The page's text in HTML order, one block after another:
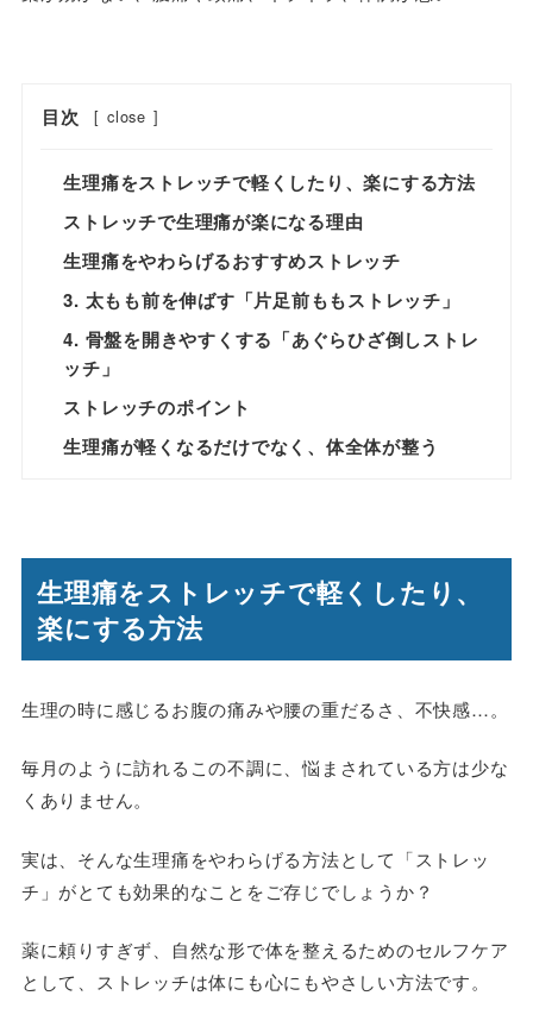
目次 [ close ]
生理痛をストレッチで軽くしたり、楽にする方法
ストレッチで生理痛が楽になる理由
生理痛をやわらげるおすすめストレッチ
3. 太もも前を伸ばす「片足前ももストレッチ」
4. 骨盤を開きやすくする「あぐらひざ倒しストレ
ッチ」
ストレッチのポイント
生理痛が軽くなるだけでなく、体全体が整う
生理痛をストレッチで軽くしたり、
楽にする方法
生理の時に感じるお腹の痛みや腰の重だるさ、不快感…。
毎月のように訪れるこの不調に、悩まされている方は少な
くありません。
実は、そんな生理痛をやわらげる方法として「ストレッ
チ」がとても効果的なことをご存じでしょうか？
薬に頼りすぎず、自然な形で体を整えるためのセルフケア
として、ストレッチは体にも心にもやさしい方法です。